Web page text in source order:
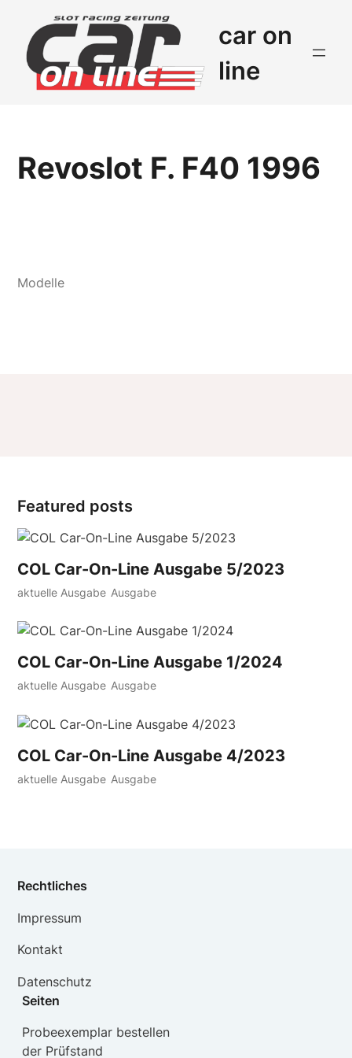
car on
line
Revoslot F. F40 1996
Featured posts
COL Car-On-Line Ausgabe 5/2023
aktuelle Ausgabe Ausgabe
COL Car-On-Line Ausgabe 1/2024
aktuelle Ausgabe Ausgabe
COL Car-On-Line Ausgabe 4/2023
aktuelle Ausgabe Ausgabe
Rechtliches
Impressum
Kontakt
Datenschutz
Seiten
Probeexemplar bestellen
der Prüfstand